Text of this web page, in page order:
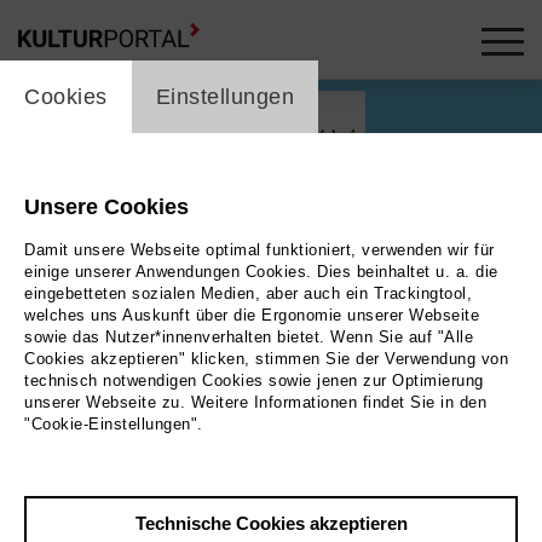
Play
Zurück|Übersicht
Film Info
Deutschland 2026 | 18 min.
cookie_layer
Cookies Einstellungen
Unsere Cookies
Damit unsere Webseite optimal funktioniert, verwenden wir für
einige unserer Anwendungen Cookies. Dies beinhaltet u. a. die
eingebetteten sozialen Medien, aber auch ein Trackingtool,
welches uns Auskunft über die Ergonomie unserer Webseite
sowie das Nutzer*innenverhalten bietet. Wenn Sie auf "Alle
Cookies akzeptieren" klicken, stimmen Sie der Verwendung von
technisch notwendigen Cookies sowie jenen zur Optimierung
unserer Webseite zu. Weitere Informationen findet Sie in den
"Cookie-Einstellungen".
Technische Cookies akzeptieren